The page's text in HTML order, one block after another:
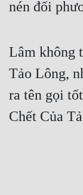
nén đối
Lâm không
Tảo Lông,
ra tên gọi
Chết Của